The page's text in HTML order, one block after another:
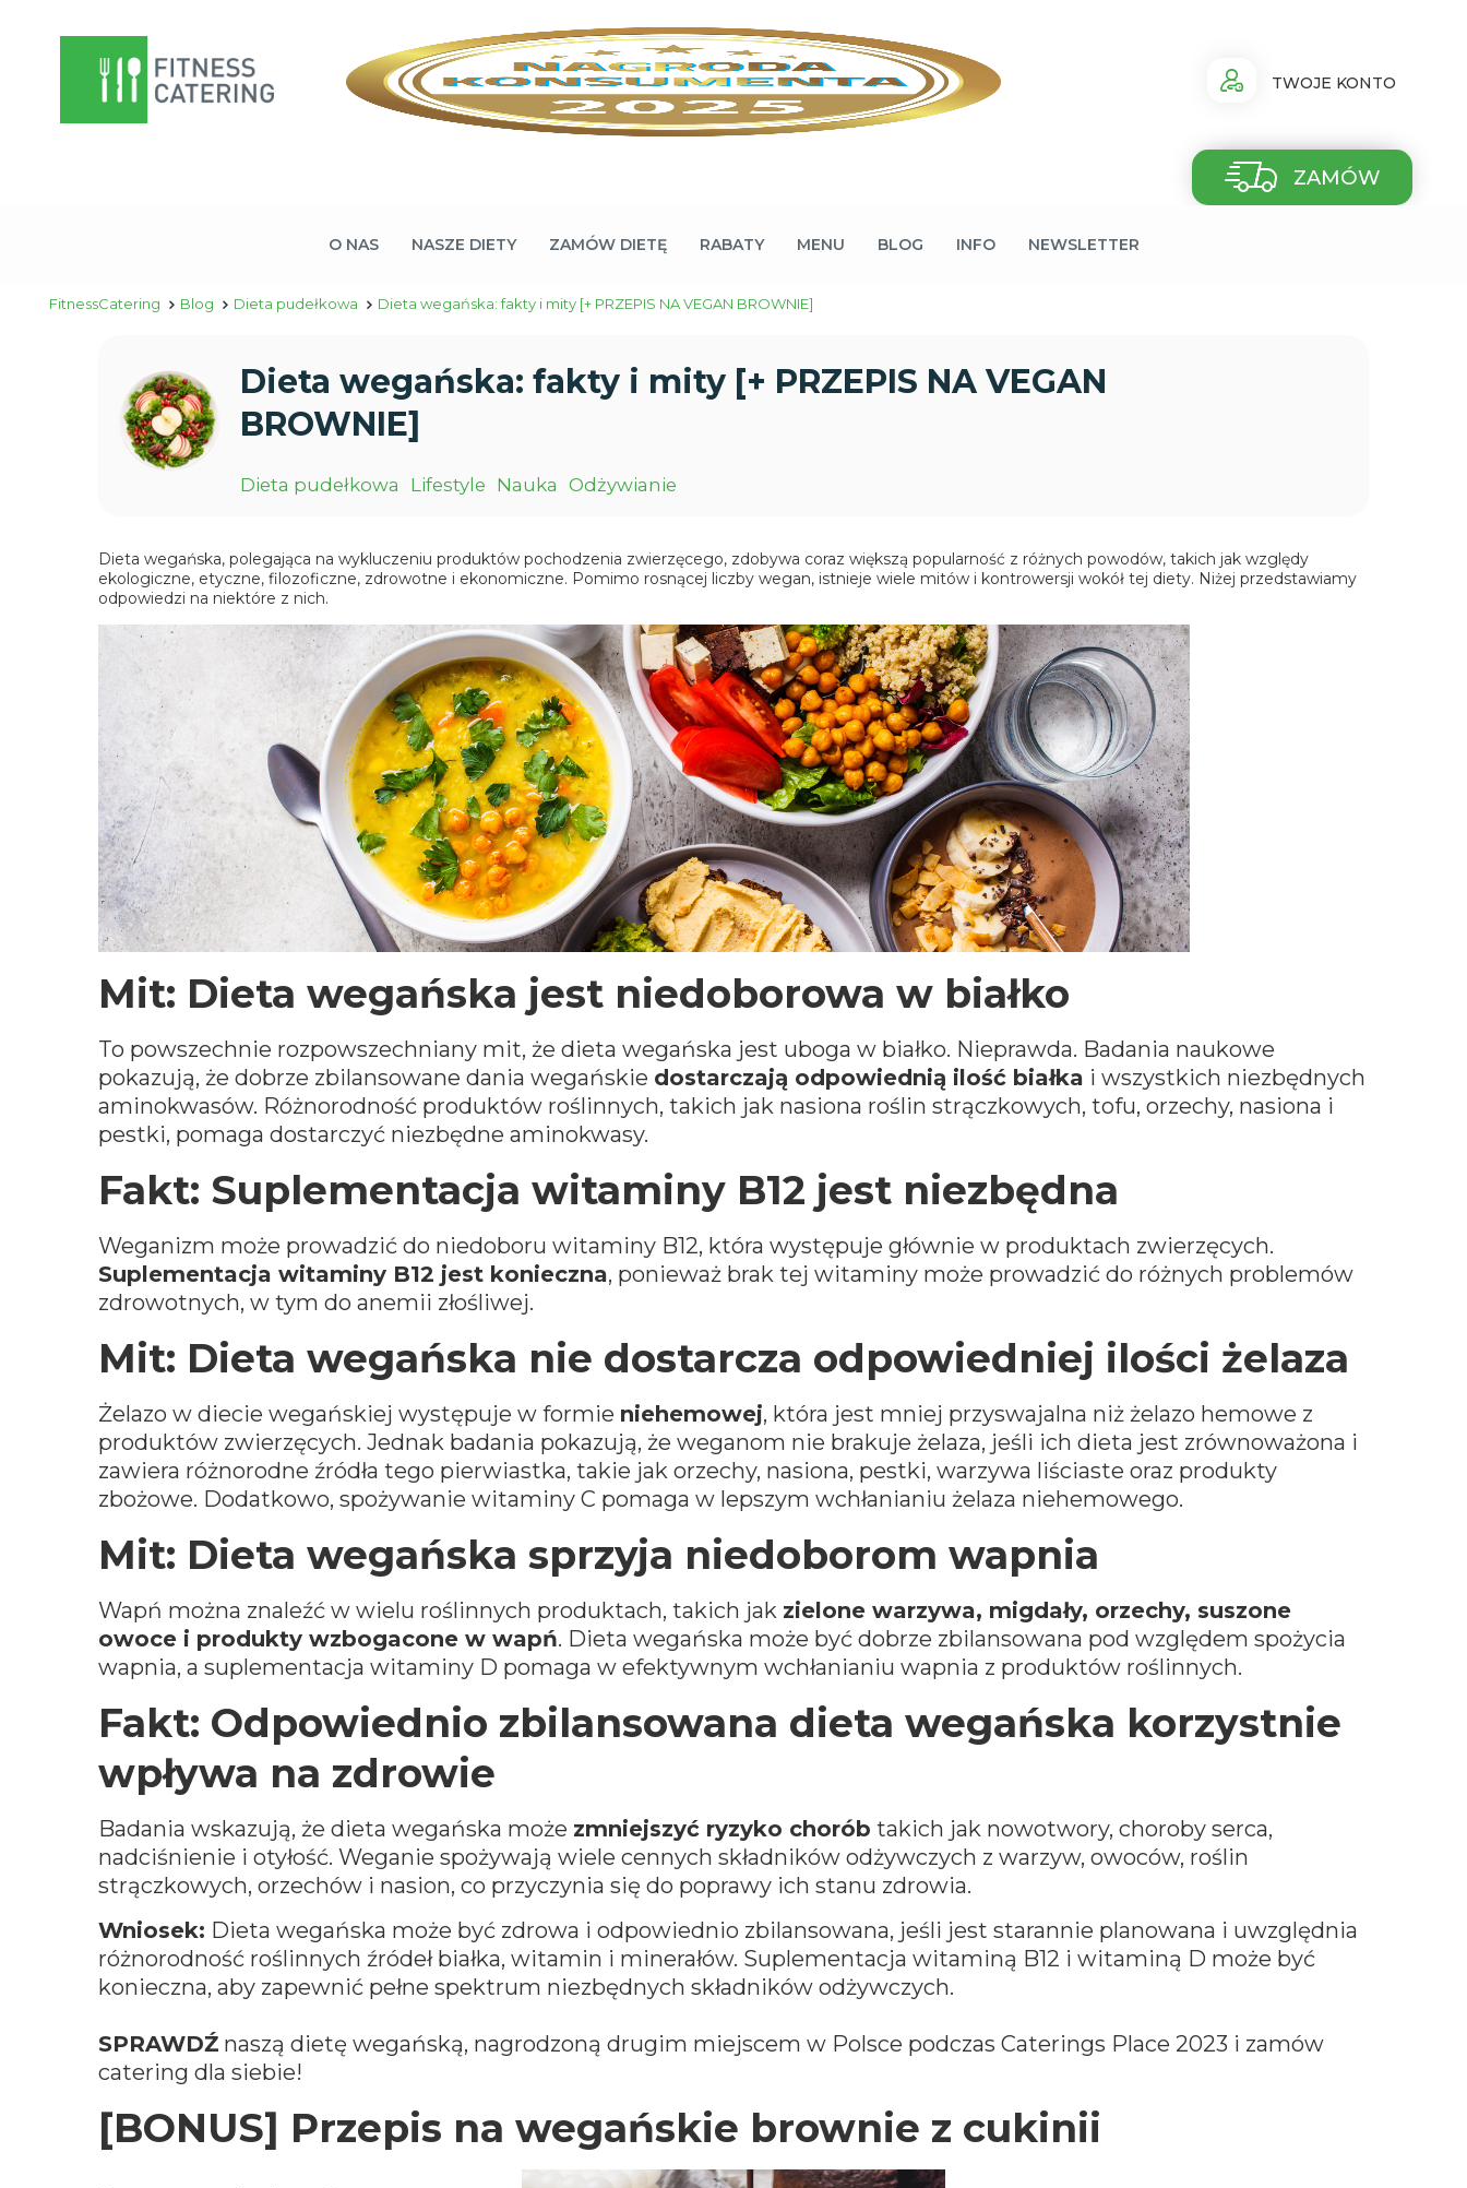
TWOJE KONTO
ZAMÓW
O NAS NASZE DIETY ZAMÓW DIETĘ RABATY MENU BLOG INFO NEWSLETTER
FitnessCatering Blog Dieta pudełkowa Dieta wegańska: fakty i mity [+ PRZEPIS NA VEGAN BROWNIE]
Dieta wegańska: fakty i mity [+ PRZEPIS NA VEGAN
BROWNIE]
Dieta pudełkowa Lifestyle Nauka Odżywianie
Dieta wegańska, polegająca na wykluczeniu produktów pochodzenia zwierzęcego, zdobywa coraz większą popularność z różnych powodów, takich jak względy
ekologiczne, etyczne, filozoficzne, zdrowotne i ekonomiczne. Pomimo rosnącej liczby wegan, istnieje wiele mitów i kontrowersji wokół tej diety. Niżej przedstawiamy
odpowiedzi na niektóre z nich.
Mit: Dieta wegańska jest niedoborowa w białko
To powszechnie rozpowszechniany mit, że dieta wegańska jest uboga w białko. Nieprawda. Badania naukowe
pokazują, że dobrze zbilansowane dania wegańskie dostarczają odpowiednią ilość białka i wszystkich niezbędnych
aminokwasów. Różnorodność produktów roślinnych, takich jak nasiona roślin strączkowych, tofu, orzechy, nasiona i
pestki, pomaga dostarczyć niezbędne aminokwasy.
Fakt: Suplementacja witaminy B12 jest niezbędna
Weganizm może prowadzić do niedoboru witaminy B12, która występuje głównie w produktach zwierzęcych.
Suplementacja witaminy B12 jest konieczna, ponieważ brak tej witaminy może prowadzić do różnych problemów
zdrowotnych, w tym do anemii złośliwej.
Mit: Dieta wegańska nie dostarcza odpowiedniej ilości żelaza
Żelazo w diecie wegańskiej występuje w formie niehemowej, która jest mniej przyswajalna niż żelazo hemowe z
produktów zwierzęcych. Jednak badania pokazują, że weganom nie brakuje żelaza, jeśli ich dieta jest zrównoważona i
zawiera różnorodne źródła tego pierwiastka, takie jak orzechy, nasiona, pestki, warzywa liściaste oraz produkty
zbożowe. Dodatkowo, spożywanie witaminy C pomaga w lepszym wchłanianiu żelaza niehemowego.
Mit: Dieta wegańska sprzyja niedoborom wapnia
Wapń można znaleźć w wielu roślinnych produktach, takich jak zielone warzywa, migdały, orzechy, suszone
owoce i produkty wzbogacone w wapń. Dieta wegańska może być dobrze zbilansowana pod względem spożycia
wapnia, a suplementacja witaminy D pomaga w efektywnym wchłanianiu wapnia z produktów roślinnych.
Fakt: Odpowiednio zbilansowana dieta wegańska korzystnie
wpływa na zdrowie
Badania wskazują, że dieta wegańska może zmniejszyć ryzyko chorób takich jak nowotwory, choroby serca,
nadciśnienie i otyłość. Weganie spożywają wiele cennych składników odżywczych z warzyw, owoców, roślin
strączkowych, orzechów i nasion, co przyczynia się do poprawy ich stanu zdrowia.
Wniosek: Dieta wegańska może być zdrowa i odpowiednio zbilansowana, jeśli jest starannie planowana i uwzględnia
różnorodność roślinnych źródeł białka, witamin i minerałów. Suplementacja witaminą B12 i witaminą D może być
konieczna, aby zapewnić pełne spektrum niezbędnych składników odżywczych.
SPRAWDŹ naszą dietę wegańską, nagrodzoną drugim miejscem w Polsce podczas Caterings Place 2023 i zamów
catering dla siebie!
[BONUS] Przepis na wegańskie brownie z cukinii